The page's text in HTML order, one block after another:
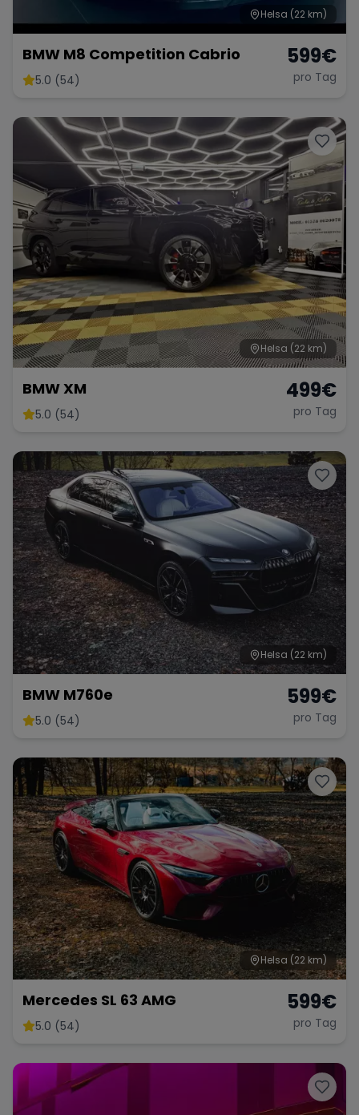
Helsa (22 km)
BMW M8 Competition Cabrio
5.0 (54)
599€
pro Tag
Helsa (22 km)
BMW XM
5.0 (54)
499€
pro Tag
Helsa (22 km)
BMW M760e
5.0 (54)
599€
pro Tag
Helsa (22 km)
Mercedes SL 63 AMG
5.0 (54)
599€
pro Tag